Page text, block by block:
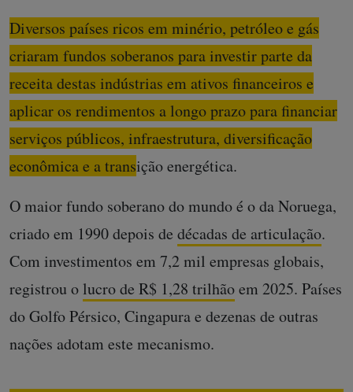
Diversos países ricos em minério, petróleo e gás
criaram fundos soberanos para investir parte da
receita destas indústrias em ativos financeiros e
aplicar os rendimentos a longo prazo para financiar
serviços públicos, infraestrutura, diversificação
econômica e a transição energética.
O maior fundo soberano do mundo é o da Noruega,
criado em 1990 depois de décadas de articulação.
Com investimentos em 7,2 mil empresas globais,
registrou o lucro de R$ 1,28 trilhãoem 2025. Países
do Golfo Pérsico, Cingapura e dezenas de outras
nações adotam este mecanismo.